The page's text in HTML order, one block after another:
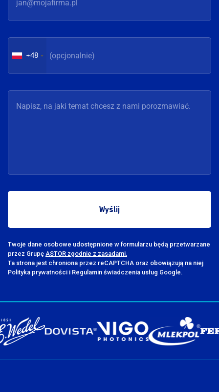
+48
Twoje dane osobowe udostępnione w formularzu będą przetwarzane
przez Grupę ASTOR zgodnie z zasadami.
Ta strona jest chroniona przez reCAPTCHA oraz obowiązują na niej
Polityka prywatności i Regulamin świadczenia usług Google.